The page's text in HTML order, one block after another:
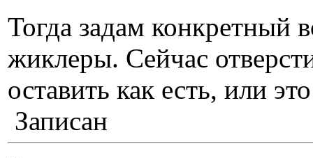
Тогда задам конкретный
жиклеры. Сейчас
оставить как есть, или
Записан